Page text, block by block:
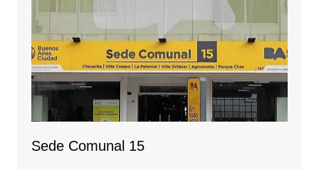
Sede Comunal 15